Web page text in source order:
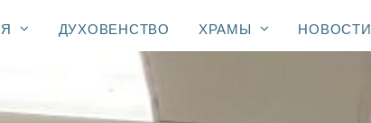
ДУХОВЕНСТВО ХРАМЫ НОВОСТИ